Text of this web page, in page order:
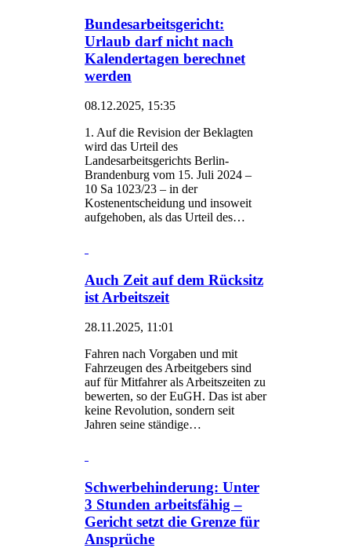
Bundesarbeitsgericht:
Urlaub darf nicht nach
Kalendertagen berechnet
werden
08.12.2025, 15:35
1. Auf die Revision der Beklagten
wird das Urteil des
Landesarbeitsgerichts Berlin-
Brandenburg vom 15. Juli 2024 –
10 Sa 1023/23 – in der
Kostenentscheidung und insoweit
aufgehoben, als das Urteil des…
Auch Zeit auf dem Rück­sitz
ist Arbeits­zeit
28.11.2025, 11:01
Fahren nach Vorgaben und mit
Fahrzeugen des Arbeitgebers sind
auf für Mitfahrer als Arbeitszeiten zu
bewerten, so der EuGH. Das ist aber
keine Revolution, sondern seit
Jahren seine ständige…
Schwerbehinderung: Unter
3 Stunden arbeitsfähig –
Gericht setzt die Grenze für
Ansprüche